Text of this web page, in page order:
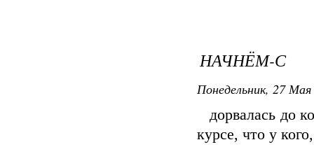
НАЧНЁМ-С
Понедельник, 27
дорвалась до
курсе, что у